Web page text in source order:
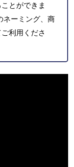
とができま
ネーミング、商
利用くださ